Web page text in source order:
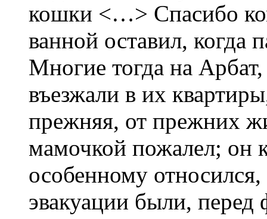
кошки <…> Спасибо
ванной оставил, когда
Многие тогда на
въезжали в их
прежняя, от прежних
мамочкой пожалел; он
особенному
эвакуации были, перед